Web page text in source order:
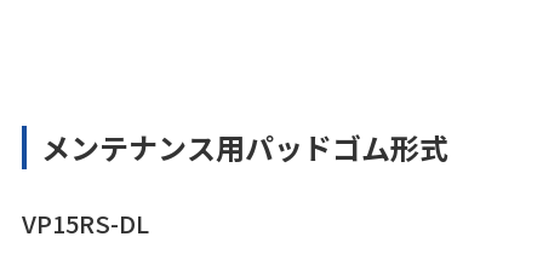
メンテナンス用パッドゴム形式
VP15RS-DL